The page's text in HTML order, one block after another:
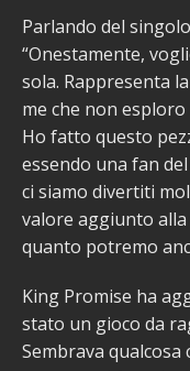
Parlando del
“Onestamente,
sola. Rappresenta
me che non esploro
Ho fatto questo
essendo una fan
ci siamo divertiti
valore aggiunto
quanto potremo
King Promise ha
stato un gioco da
Sembrava